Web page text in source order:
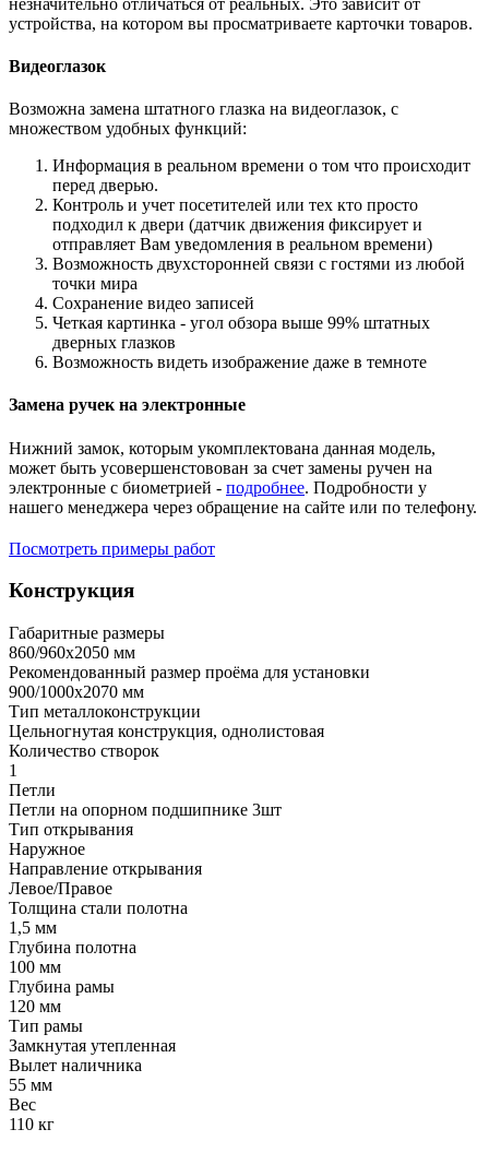
устройства, на котором вы просматриваете карточки товаров.
Видеоглазок
Возможна замена штатного глазка на видеоглазок, с
множеством удобных функций:
Информация в реальном времени о том что происходит
перед дверью.
Контроль и учет посетителей или тех кто просто
подходил к двери (датчик движения фиксирует и
отправляет Вам уведомления в реальном времени)
Возможность двухсторонней связи с гостями из любой
точки мира
Сохранение видео записей
Четкая картинка - угол обзора выше 99% штатных
дверных глазков
Возможность видеть изображение даже в темноте
Замена ручек на электронные
Нижний замок, которым укомплектована данная модель,
может быть усовершенстовован за счет замены ручен на
электронные с биометрией - подробнее. Подробности у
нашего менеджера через обращение на сайте или по телефону.
Посмотреть примеры работ
Конструкция
Габаритные размеры
860/960х2050 мм
Рекомендованный размер проёма для установки
900/1000х2070 мм
Тип металлоконструкции
Цельногнутая конструкция, однолистовая
Количество створок
1
Петли
Петли на опорном подшипнике 3шт
Тип открывания
Наружное
Направление открывания
Левое/Правое
Толщина стали полотна
1,5 мм
Глубина полотна
100 мм
Глубина рамы
120 мм
Тип рамы
Замкнутая утепленная
Вылет наличника
55 мм
Вес
110 кг